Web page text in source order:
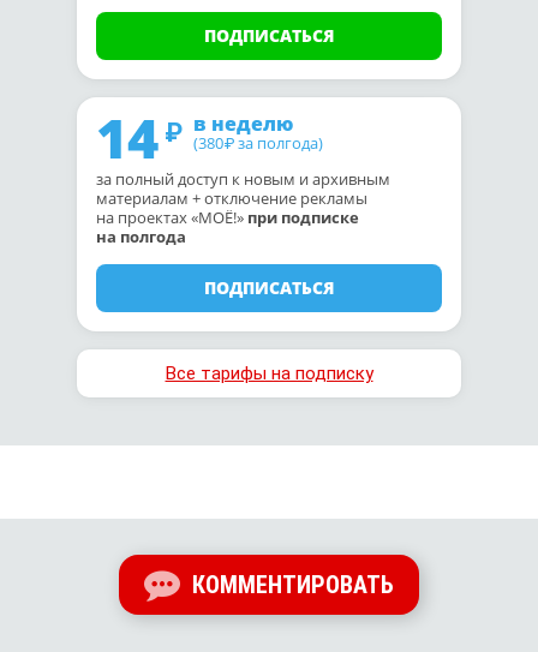
ПОДПИСАТЬСЯ
14 в неделю
(380₽ за полгода)
за полный доступ к новым и архивным
материалам + отключение рекламы
на проектах «МОЁ!» при подписке
на полгода
ПОДПИСАТЬСЯ
Все тарифы на подписку
КОММЕНТИРОВАТЬ